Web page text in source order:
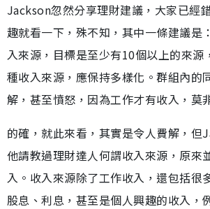
Jackson忽然分享理財建議，大家已經
趣就看一下，殊不知，其中一條建議是
入來源，目標是至少有10個以上的來源
種收入來源，應保持多樣化。群組內的
解，甚至憤怒，因為工作才有收入，莫
的確，就此來看，其實是令人費解，但
他請教過理財達人何謂收入來源，原來
入。收入來源除了工作收入，還包括很
股息、利息，甚至是個人興趣的收入，